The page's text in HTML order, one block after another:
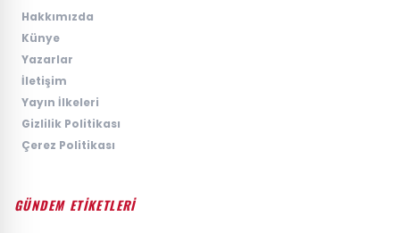
Hakkımızda
Künye
Yazarlar
İletişim
Yayın İlkeleri
Gizlilik Politikası
Çerez Politikası
GÜNDEM ETİKETLERİ